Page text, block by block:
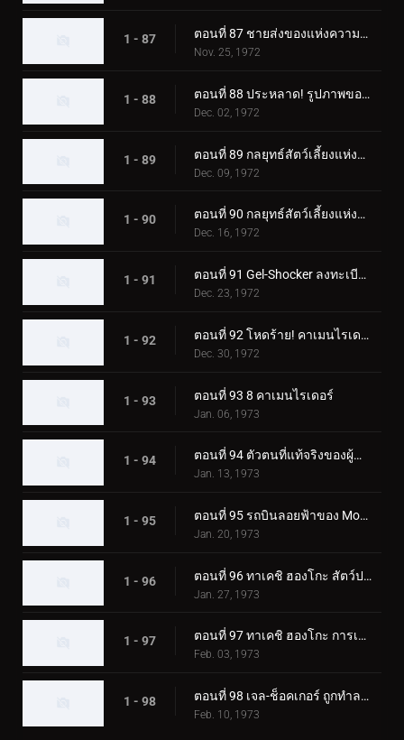
1 - 87 ตอนที่ 87 ชายส่งของแห่งความตายของเจล-ช็อคเกอร์
Nov. 25, 1972
1 - 88 ตอนที่ 88 ประหลาด! รูปภาพของแมวดำที่เรียกเลือด
Dec. 02, 1972
1 - 89 ตอนที่ 89 กลยุทธ์สัตว์เลี้ยงแห่งความกลัว ปล่อยไรเดอร์ลงนรก!
Dec. 09, 1972
1 - 90 ตอนที่ 90 กลยุทธ์สัตว์เลี้ยงแห่งความกลัว Rider SOS
Dec. 16, 1972
1 - 91 ตอนที่ 91 Gel-Shocker ลงทะเบียนใน Terror School
Dec. 23, 1972
1 - 92 ตอนที่ 92 โหดร้าย! คาเมนไรเดอร์ตัวปลอม!!
Dec. 30, 1972
1 - 93 ตอนที่ 93 8 คาเมนไรเดอร์
Jan. 06, 1973
1 - 94 ตอนที่ 94 ตัวตนที่แท้จริงของผู้นำเจล-ช็อคเกอร์
Jan. 13, 1973
1 - 95 ตอนที่ 95 รถบินลอยฟ้าของ Monster Garaox
Jan. 20, 1973
1 - 96 ตอนที่ 96 ทาเคชิ ฮองโกะ สัตว์ประหลาดกระบองเพชรถูกเปิดเผย!?
Jan. 27, 1973
1 - 97 ตอนที่ 97 ทาเคชิ ฮองโกะ การเปลี่ยนแปลงที่เป็นไปไม่ได้
Feb. 03, 1973
1 - 98 ตอนที่ 98 เจล-ช็อคเกอร์ ถูกทำลายล้าง! จุดจบของผู้นำ!!
Feb. 10, 1973